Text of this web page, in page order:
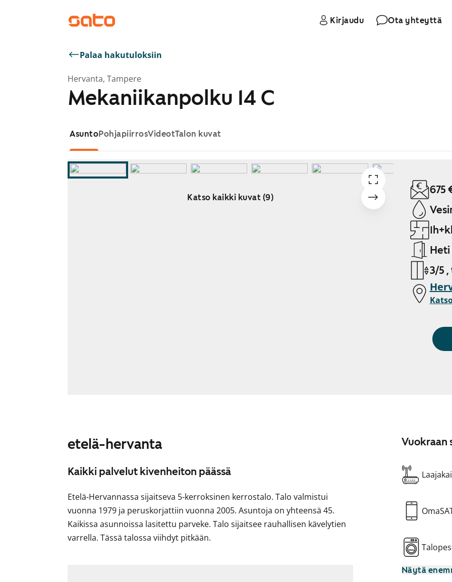
Kirjaudu Ota yhteyttä
Palaa hakutuloksiin
Hervanta, Tampere
Mekaniikanpolku 14 C
AsuntoPohjapiirrosVideotTalon kuvat
Katso kaikki kuvat (9)
675
Heti
3/5 ,
etelä-hervanta
Kaikki palvelut kivenheiton päässä
Etelä-Hervannassa sijaitseva 5-kerroksinen kerrostalo. Talo valmistui
vuonna 1979 ja peruskorjattiin vuonna 2005. Asuntoja on yhteensä 45.
Kaikissa asunnoissa lasitettu parveke. Talo sijaitsee rauhallisen kävelytien
varrella. Tässä talossa viihdyt pitkään.
Vuokraan
Näytä